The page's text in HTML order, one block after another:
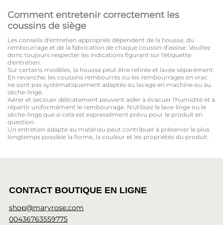
Comment entretenir correctement les
coussins de siège
Les conseils d'entretien appropriés dépendent de la housse, du
rembourrage et de la fabrication de chaque coussin d'assise. Veuillez
donc toujours respecter les indications figurant sur l'étiquette
d'entretien.
Sur certains modèles, la housse peut être retirée et lavée séparément.
En revanche, les coussins rembourrés ou les rembourrages en vrac
ne sont pas systématiquement adaptés au lavage en machine ou au
sèche-linge.
Aérer et secouer délicatement peuvent aider à évacuer l'humidité et à
répartir uniformément le rembourrage. N'utilisez le lave-linge ou le
sèche-linge que si cela est expressément prévu pour le produit en
question.
Un entretien adapté au matériau peut contribuer à préserver le plus
longtemps possible la forme, la couleur et les propriétés du produit.
CONTACT BOUTIQUE EN LIGNE
shop@maryrose.com
00436763559775